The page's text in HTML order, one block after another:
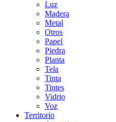
Luz
Madera
Metal
Otros
Papel
Piedra
Planta
Tela
Tinta
Tintes
Vidrio
Voz
Territorio